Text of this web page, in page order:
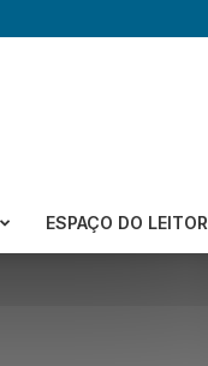
ESPAÇO DO LEITOR